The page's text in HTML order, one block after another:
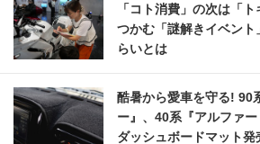
「コト消費」の次は「
つかむ「謎解きイベン
らいとは
酷暑から愛車を守る! 90
ー』、40系『アルファ
ダッシュボードマット発